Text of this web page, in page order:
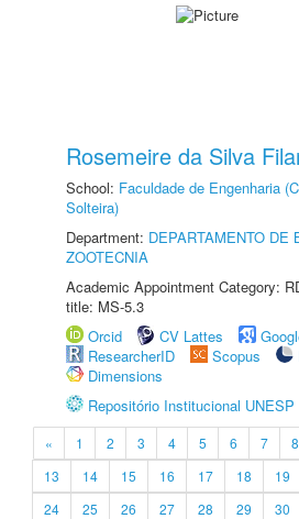
Rosemeire da Silva
School: Faculdade de Engenharia
Solteira)
Department: DEPARTAMENTO DE
ZOOTECNIA
Academic Appointment Category:
title: MS-5.3
Orcid
CV Lattes
ResearcherID
Scopus
Dimensions
Repositório Institucional UNESP
« 1 2 3 4 5 6 7 8
13
14 15 16 17 18 19
24
25 26 27 28 29 30